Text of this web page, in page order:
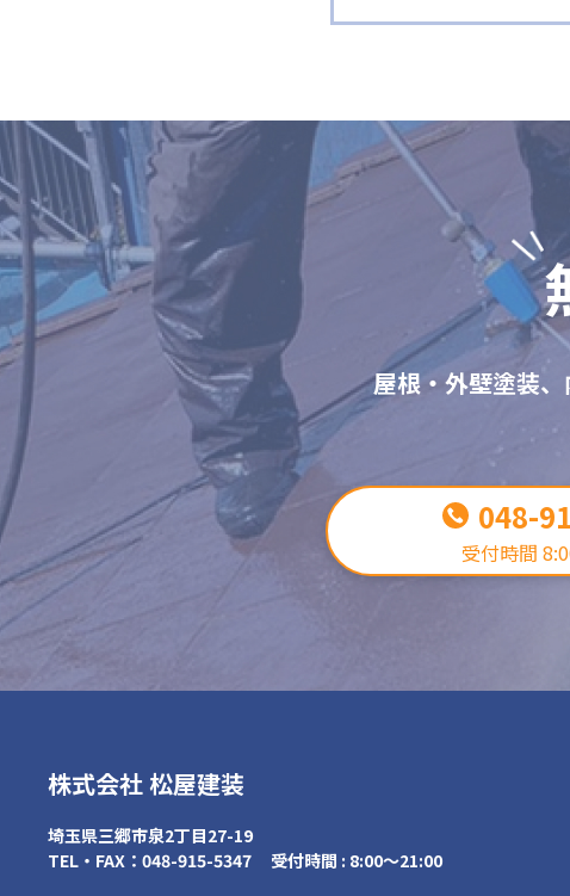
屋根・外壁塗装
048-
受付時間
株式会社 松屋建装
埼玉県三郷市泉2丁目27-19
TEL・FAX：048-915-5347
受付時間 : 8:00～21:00